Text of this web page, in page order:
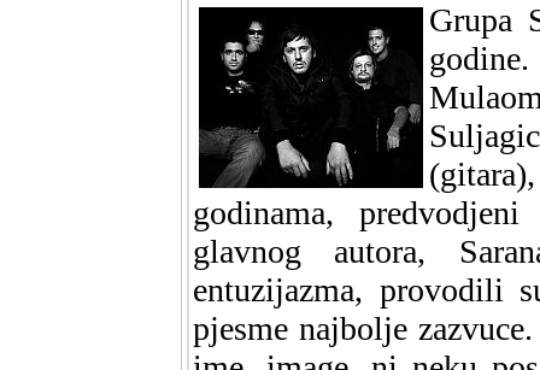
Grupa
godinama,
glavnog autora,
entuzijazma, provodili
pjesme najbolje